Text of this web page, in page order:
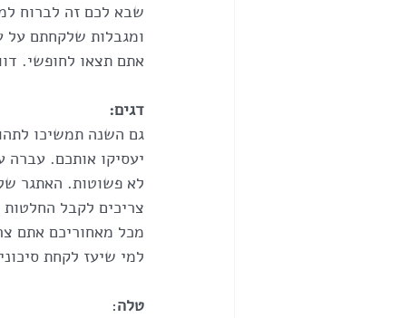
שבא לכם זה לברוח
ומגבלות שלקחתם על
אתם תצאו לחופשי.
דגים:
גם השנה תמשיכו
יעסיקו אותכם. עברה
לא פשוטות. האתגר
צריכים לקבל
מכל מאחוריכם אתם
למי שיעז לקחת
טלה: